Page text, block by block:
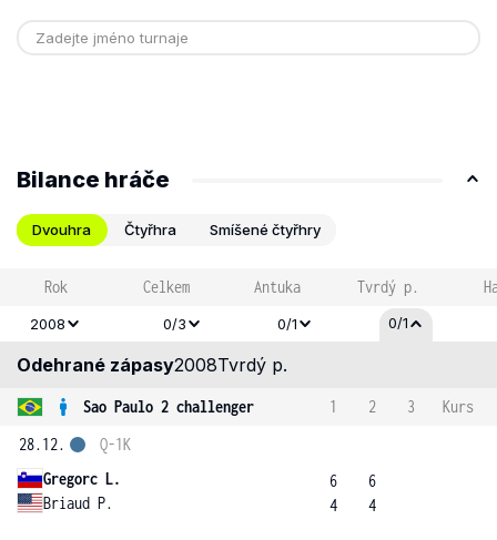
Bilance hráče
Dvouhra Čtyřhra Smíšené čtyřhry
Rok Celkem Antuka Tvrdý p.
2008 0/3 0/1 0/1
Odehrané zápasy2008Tvrdý p.
Sao Paulo 2 challenger 1 2 3
Kurs
28.12.
Gregorc L.
Briaud P.
Q-1K
6
4
6
4